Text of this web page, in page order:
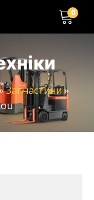
0
Запчастини»